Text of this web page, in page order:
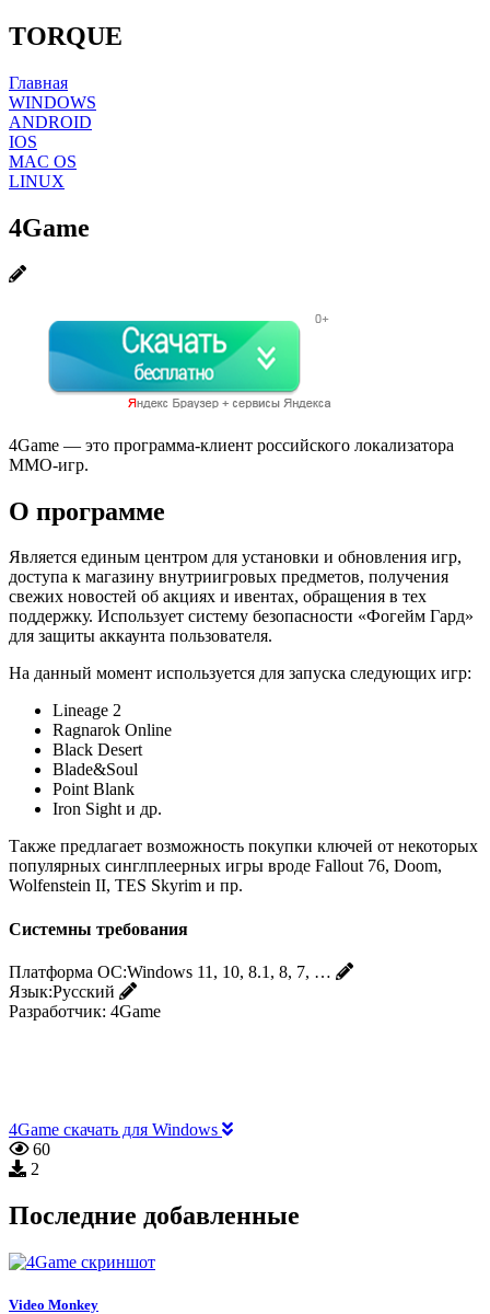
TORQUE
Главная
WINDOWS
ANDROID
IOS
MAC OS
LINUX
4Game
4Game — это программа-клиент российского локализатора
MMO-игр.
О программе
Является единым центром для установки и обновления игр,
доступа к магазину внутриигровых предметов, получения
свежих новостей об акциях и ивентах, обращения в тех
поддержку. Использует систему безопасности «Фогейм Гард»
для защиты аккаунта пользователя.
На данный момент используется для запуска следующих игр:
Lineage 2
Ragnarok Online
Black Desert
Blade&Soul
Point Blank
Iron Sight и др.
Также предлагает возможность покупки ключей от некоторых
популярных синглплеерных игры вроде Fallout 76, Doom,
Wolfenstein II, TES Skyrim и пр.
Системны требования
Платформа ОС:Windows 11, 10, 8.1, 8, 7, …
Язык:Русский
Разработчик: 4Game
4Game скачать для Windows
60
2
Последние добавленные
Video Monkey